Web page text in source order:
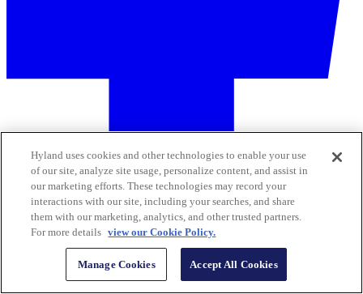
Hyland uses cookies and other technologies to enable your use
of our site, analyze site usage, personalize content, and assist in
our marketing efforts. These technologies may record your
interactions with our site, including your searches, and share
them with our marketing, analytics, and other trusted partners.
For more details view our Cookie Policy.
Manage Cookies Accept All Cookies